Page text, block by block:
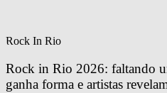
Rock In Rio
Rock in Rio 2026: faltando
ganha forma e artistas